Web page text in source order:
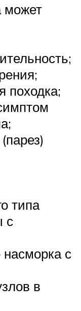
может
походка;
типа
с
насморка с
в